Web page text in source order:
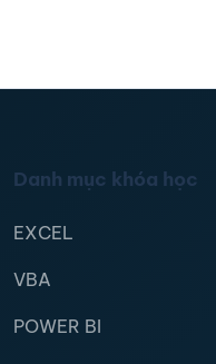
Danh mục khóa học
EXCEL
VBA
POWER BI